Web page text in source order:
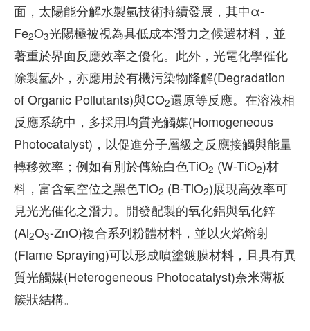
面，太陽能分解水製氫技術持續發展，其中α-
Fe2O3光陽極被視為具低成本潛力之候選材料，並
著重於界面反應效率之優化。此外，光電化學催化
除製氫外，亦應用於有機污染物降解(Degradation
of Organic Pollutants)與CO2還原等反應。在溶液相
反應系統中，多採用均質光觸媒(Homogeneous
Photocatalyst)，以促進分子層級之反應接觸與能量
轉移效率；例如有別於傳統白色TiO2 (W-TiO2)材
料，富含氧空位之黑色TiO2 (B-TiO2)展現高效率可
見光光催化之潛力。開發配製的氧化鋁與氧化鋅
(Al2O3-ZnO)複合系列粉體材料，並以火焰熔射
(Flame Spraying)可以形成噴塗鍍膜材料，且具有異
質光觸媒(Heterogeneous Photocatalyst)奈米薄板
簇狀結構。